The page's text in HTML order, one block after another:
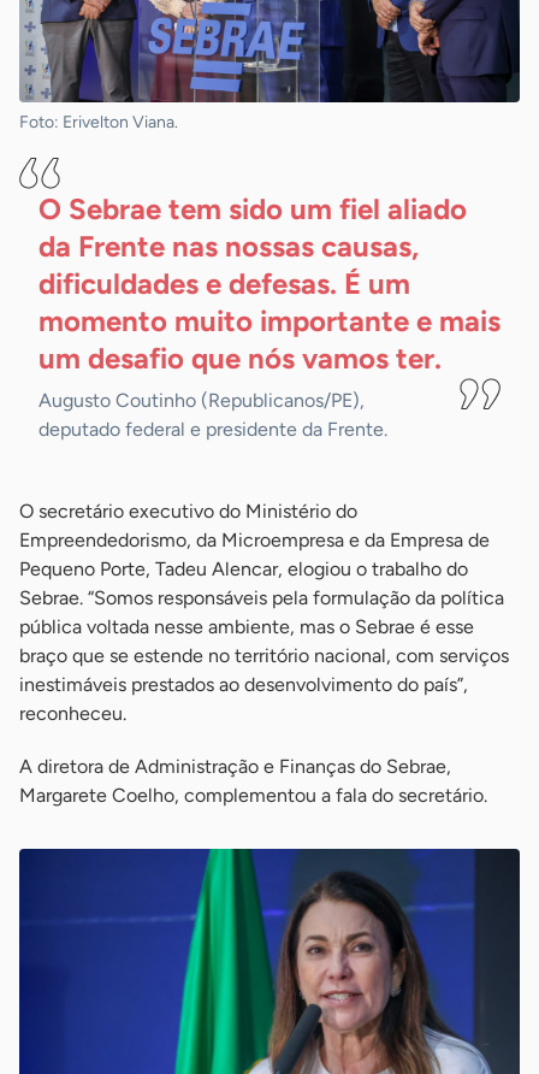
Foto: Erivelton Viana.
O Sebrae tem sido um fiel aliado
da Frente nas nossas causas,
dificuldades e defesas. É um
momento muito importante e mais
um desafio que nós vamos ter.
Augusto Coutinho (Republicanos/PE),
deputado federal e presidente da Frente.
O secretário executivo do Ministério do
Empreendedorismo, da Microempresa e da Empresa de
Pequeno Porte, Tadeu Alencar, elogiou o trabalho do
Sebrae. “Somos responsáveis pela formulação da política
pública voltada nesse ambiente, mas o Sebrae é esse
braço que se estende no território nacional, com serviços
inestimáveis prestados ao desenvolvimento do país”,
reconheceu.
A diretora de Administração e Finanças do Sebrae,
Margarete Coelho, complementou a fala do secretário.